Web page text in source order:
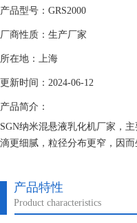
产品型号：GRS2000
厂商性质：生产厂家
所在地：上海
更新时间：2024-06-12
产品简介：
SGN纳米混悬液乳化机厂家，
滴更细腻，粒径分布更窄，因
产品特性
Product characteristics